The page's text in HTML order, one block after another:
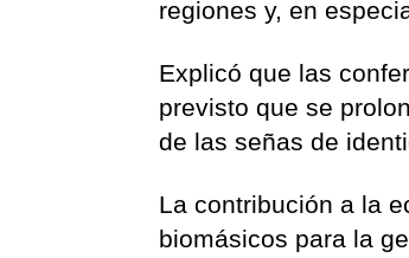
regiones y, en
Explicó que las
previsto que se
de las señas de
La contribución a la
biomásicos para la